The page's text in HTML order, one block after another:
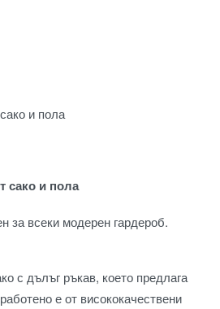
и пола
сако и пола
за всеки модерен гардероб.
с дълъг ръкав, което предлага
е от висококачествени